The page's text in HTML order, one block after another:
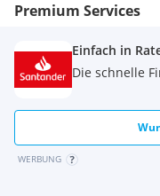
Premium Services
Einfach in
Die schnelle
WERBUNG